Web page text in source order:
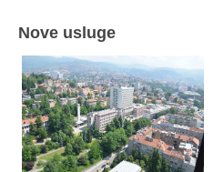
Nove usluge